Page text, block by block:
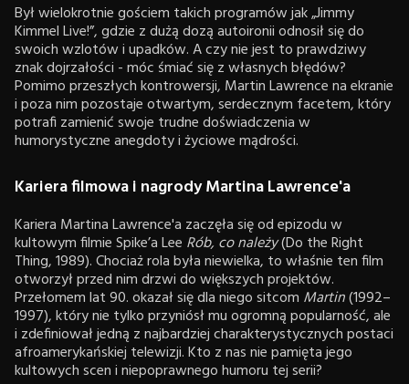
Był wielokrotnie gościem takich programów jak „Jimmy
Kimmel Live!”, gdzie z dużą dozą autoironii odnosił się do
swoich wzlotów i upadków. A czy nie jest to prawdziwy
znak dojrzałości - móc śmiać się z własnych błędów?
Pomimo przeszłych kontrowersji, Martin Lawrence na ekranie
i poza nim pozostaje otwartym, serdecznym facetem, który
potrafi zamienić swoje trudne doświadczenia w
humorystyczne anegdoty i życiowe mądrości.
Kariera filmowa i nagrody Martina Lawrence'a
Kariera Martina Lawrence'a zaczęła się od epizodu w
kultowym filmie Spike’a Lee Rób, co należy(Do the Right
Thing, 1989). Chociaż rola była niewielka, to właśnie ten film
otworzył przed nim drzwi do większych projektów.
Przełomem lat 90. okazał się dla niego sitcom Martin(1992–
1997), który nie tylko przyniósł mu ogromną popularność, ale
i zdefiniował jedną z najbardziej charakterystycznych postaci
afroamerykańskiej telewizji. Kto z nas nie pamięta jego
kultowych scen i niepoprawnego humoru tej serii?